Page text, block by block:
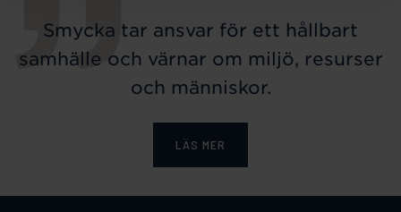
Smycka tar ansvar för ett hållbart
samhälle och värnar om miljö, resurser
och människor.
LÄS MER